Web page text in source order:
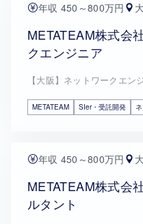
年収 450～800万円
METATEAM株式会
クエンジニア
【大阪】ネットワークエン
METATEAM SIer・受託開発
年収 450～800万円
METATEAM株式会
ルタント